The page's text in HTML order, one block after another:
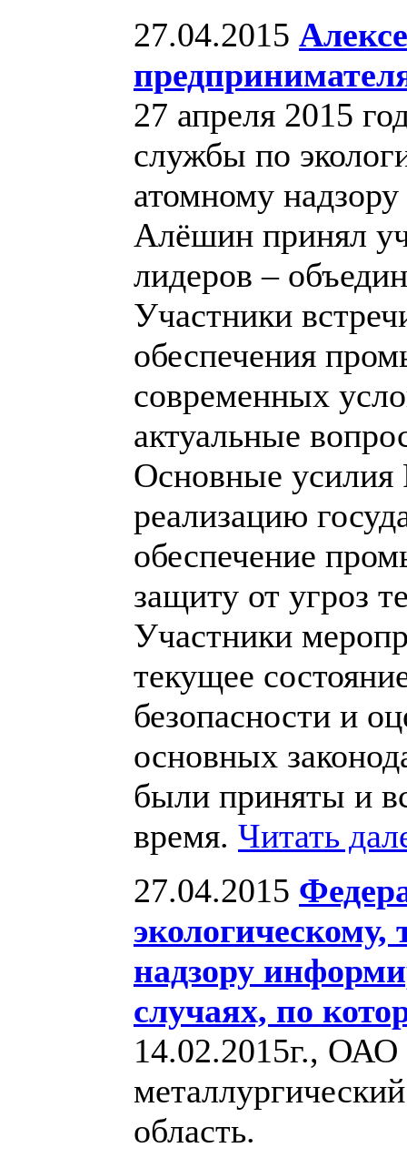
27.04.2015
27 апреля 2015
службы по
атомному
Алёшин принял
лидеров –
Участники
обеспечения
современных
актуальные
Основные усилия
реализацию
обеспечение
защиту от угроз
Участники
текущее
безопасности и
основных
были приняты и
время. Читать
27.04.2015
экологическому,
надзору
случаях, по
14.02.2015г.,
область.